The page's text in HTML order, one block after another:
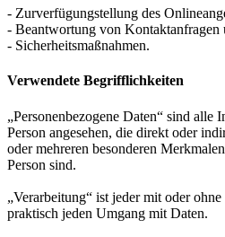
- Zurverfügungstellung des
- Beantwortung von
- Sicherheitsmaßnahmen.
Verwendete Begrifflichkeiten
„Personenbezogene Daten“ sind
Person angesehen, die direkt oder
oder mehreren besonderen
Person sind.
„Verarbeitung“ ist jeder mit oder
praktisch jeden Umgang mit Daten.